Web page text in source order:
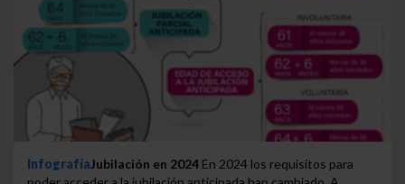
InfografíaJubilación en 2024 En 2024 los requisitos para